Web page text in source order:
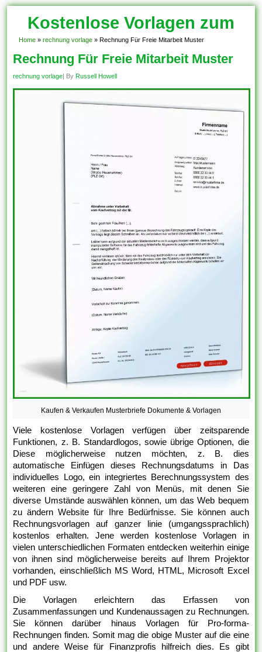
Kostenlose Vorlagen zum
Download!
Home » rechnung vorlage » Rechnung Für Freie Mitarbeit Muster
Rechnung Für Freie Mitarbeit Muster
rechnung vorlage| By Russell Howell
Kaufen & Verkaufen Musterbriefe Dokumente & Vorlagen
Viele kostenlose Vorlagen verfügen über zeitsparende
Funktionen, z. B. Standardlogos, sowie übrige Optionen, die
Diese möglicherweise nutzen möchten, z. B. dies
automatische Einfügen dieses Rechnungsdatums in Das
individuelles Logo, ein integriertes Berechnungssystem des
weiteren eine geringere Zahl von Menüs, mit denen Sie
diverse Umstände auswählen können, um das Web bequem
zu ändern Website für Ihre Bedürfnisse. Sie können auch
Rechnungsvorlagen auf ganzer linie (umgangssprachlich)
kostenlos erhalten. Jene werden kostenlose Vorlagen in
vielen unterschiedlichen Formaten entdecken weiterhin einige
von ihnen sind möglicherweise bereits auf Ihrem Projektor
vorhanden, einschließlich MS Word, HTML, Microsoft Excel
und PDF usw.
Die Vorlagen erleichtern das Erfassen von
Zusammenfassungen und Kundenaussagen zu Rechnungen.
Sie können darüber hinaus Vorlagen für Pro-forma-
Rechnungen finden. Somit mag die obige Muster auf die eine
und andere Weise für Finanzprofis hilfreich dies. Es gibt